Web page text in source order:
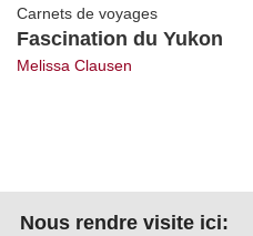
Carnets de voyages
Fascination du Yukon
Melissa Clausen
Nous rendre visite ici: